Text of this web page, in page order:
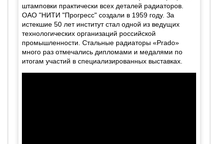
штамповки практически всех деталей радиаторов.
ОАО "НИТИ "Прогресс" создали в 1959 году. За
истекшие 50 лет институт стал одной из ведущих
технологических организаций российской
промышленности. Стальные радиаторы «Prado»
много раз отмечались дипломами и медалями по
итогам участий в специализированных выставках.